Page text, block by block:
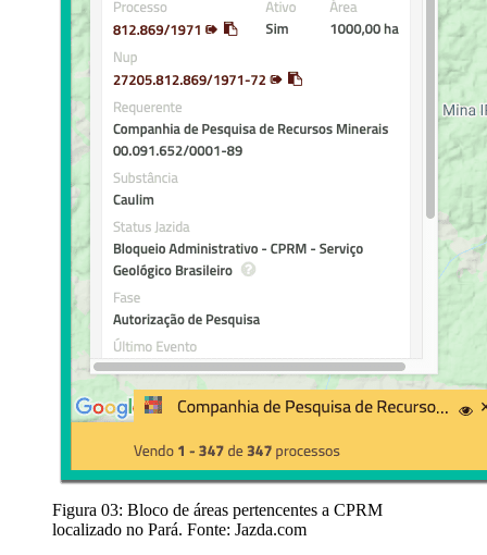
Figura 03: Bloco de áreas pertencentes a CPRM
localizado no Pará. Fonte: Jazda.com